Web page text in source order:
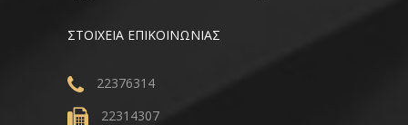
ΣΤΟΙΧΕΙΑ ΕΠΙΚΟΙΝΩΝΙΑΣ
22376314
22314307